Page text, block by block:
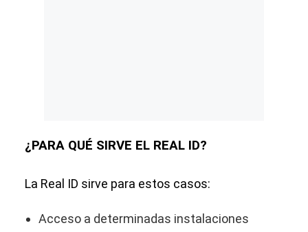
¿PARA QUÉ SIRVE EL REAL ID?
La Real ID sirve para estos casos:
Acceso a determinadas instalaciones